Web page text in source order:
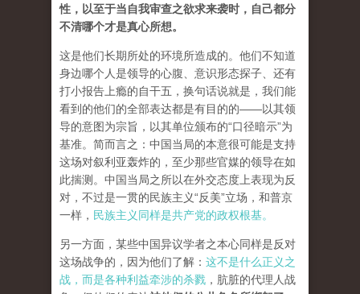
性，以至于当自我审查之欲求来袭时，自己都分
不清哪个才是真心所想。
这是他们长期所处的环境所造成的。他们不知道
身边哪个人是领导的心腹、意识形态探子、还有
打小报告上瘾的自干五，换句话说就是，我们能
看到的他们的全部表达都是有目的的——以其领
导的意图为宗旨，以其单位颁布的“口径暗示”为
基准。简而言之：中国当局的本意很可能是支持
这场对叙利亚轰炸的，至少那些官媒的领导在如
此揣测。中国当局之所以在外交态度上表现为反
对，不过是一贯的民族主义“反美”立场，和普京
一样， 民族主义同样是共产党的政权根基。
另一方面，某些中国异议学者之本心同样是反对
这场战争的，因为他们了解： 这不是什么正义之
战，而是各种利益牵涉的杀戮 ，肮脏的代理人战